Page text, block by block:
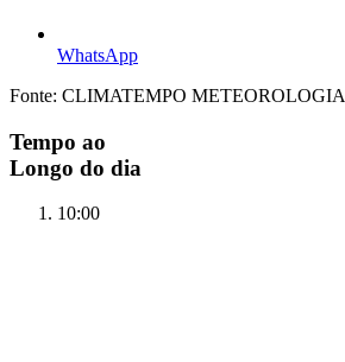
WhatsApp
Fonte: CLIMATEMPO METEOROLOGIA
Tempo ao
Longo do dia
10:00